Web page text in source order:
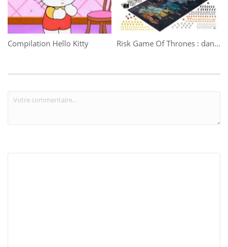
Compilation Hello Kitty Risk Game Of Thrones : dans les méandres d’un jeu de stratégie épique